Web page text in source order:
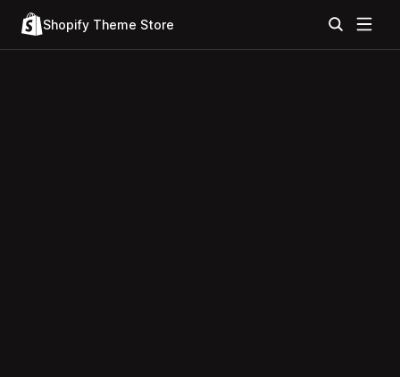
Shopify Theme Store